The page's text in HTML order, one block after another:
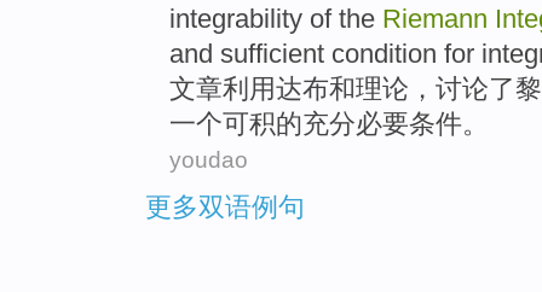
integrability ofthe Riemann
and sufficient condition for
文章利用达布和理论 ， 讨论了
一个可积的充分必要条件。
youdao
更多双语例句